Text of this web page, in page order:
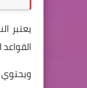
يعتبر